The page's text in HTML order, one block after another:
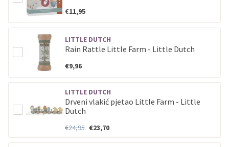
€11,95
LITTLE DUTCH
Rain Rattle Little Farm - Little Dutch
€9,96
LITTLE DUTCH
Drveni vlakić pjetao Little Farm - Little
Dutch
€24,95 €23,70